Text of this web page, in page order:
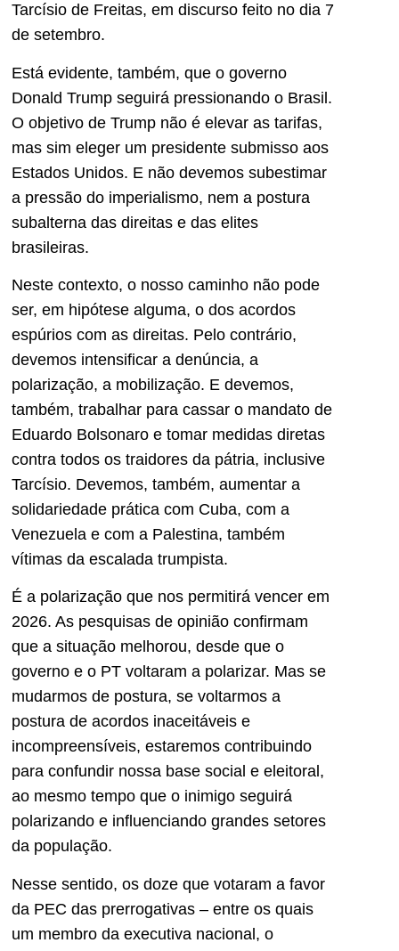
Tarcísio de Freitas, em discurso feito no dia 7
de setembro.
Está evidente, também, que o governo
Donald Trump seguirá pressionando o Brasil.
O objetivo de Trump não é elevar as tarifas,
mas sim eleger um presidente submisso aos
Estados Unidos. E não devemos subestimar
a pressão do imperialismo, nem a postura
subalterna das direitas e das elites
brasileiras.
Neste contexto, o nosso caminho não pode
ser, em hipótese alguma, o dos acordos
espúrios com as direitas. Pelo contrário,
devemos intensificar a denúncia, a
polarização, a mobilização. E devemos,
também, trabalhar para cassar o mandato de
Eduardo Bolsonaro e tomar medidas diretas
contra todos os traidores da pátria, inclusive
Tarcísio. Devemos, também, aumentar a
solidariedade prática com Cuba, com a
Venezuela e com a Palestina, também
vítimas da escalada trumpista.
É a polarização que nos permitirá vencer em
2026. As pesquisas de opinião confirmam
que a situação melhorou, desde que o
governo e o PT voltaram a polarizar. Mas se
mudarmos de postura, se voltarmos a
postura de acordos inaceitáveis e
incompreensíveis, estaremos contribuindo
para confundir nossa base social e eleitoral,
ao mesmo tempo que o inimigo seguirá
polarizando e influenciando grandes setores
da população.
Nesse sentido, os doze que votaram a favor
da PEC das prerrogativas – entre os quais
um membro da executiva nacional, o